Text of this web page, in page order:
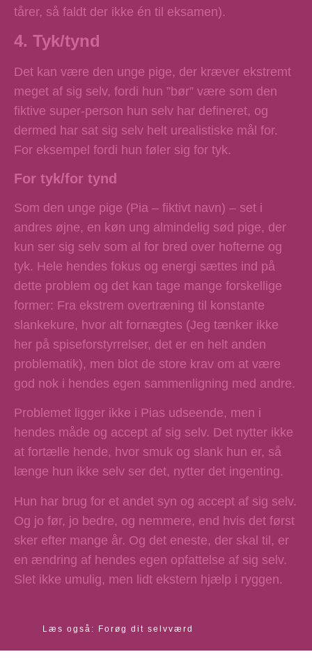
tårer, så faldt der ikke én til eksamen).
4. Tyk/tynd
Det kan være den unge pige, der kræver ekstremt
meget af sig selv, fordi hun ”bør” være som den
fiktive super-person hun selv har defineret, og
dermed har sat sig selv helt urealistiske mål for.
For eksempel fordi hun føler sig for tyk.
For tyk/for tynd
Som den unge pige (Pia – fiktivt navn) – set i
andres øjne, en køn ung almindelig sød pige, der
kun ser sig selv som al for bred over hofterne og
tyk. Hele hendes fokus og energi sættes ind på
dette problem og det kan tage mange forskellige
former: Fra ekstrem overtræning til konstante
slankekure, hvor alt fornægtes (Jeg tænker ikke
her på spiseforstyrrelser, det er en helt anden
problematik), men blot de store krav om at være
god nok i hendes egen sammenligning med andre.
Problemet ligger ikke i Pias udseende, men i
hendes måde og accept af sig selv. Det nytter ikke
at fortælle hende, hvor smuk og slank hun er, så
længe hun ikke selv ser det, nytter det ingenting.
Hun har brug for et andet syn og accept af sig selv.
Og jo før, jo bedre, og nemmere, end hvis det først
sker efter mange år. Og det eneste, der skal til, er
en ændring af hendes egen opfattelse af sig selv.
Slet ikke umulig, men lidt ekstern hjælp i ryggen.
Læs også: Forøg dit selvværd